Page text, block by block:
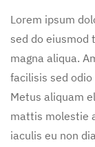
Lorem ipsum
sed do eiusmod
magna aliqua.
facilisis sed
Metus aliquam
mattis molestie
iaculis eu non